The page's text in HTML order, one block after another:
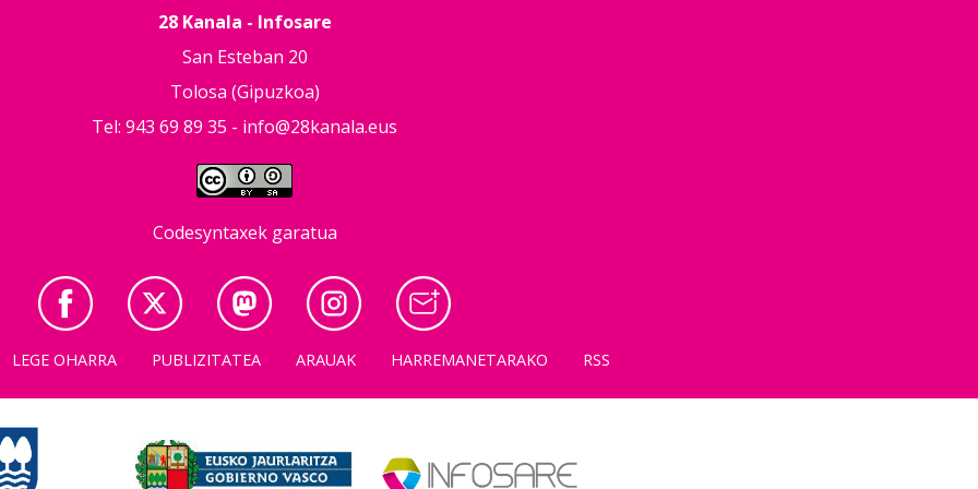
28 Kanala - Infosare
San Esteban 20
Tolosa (Gipuzkoa)
Tel: 943 69 89 35 - info@28kanala.eus
Codesyntaxek garatua
LEGE OHARRA PUBLIZITATEA ARAUAK HARREMANETARAKO RSS